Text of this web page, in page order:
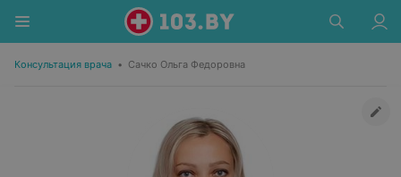
Консультация врача • Сачко Ольга Федоровна